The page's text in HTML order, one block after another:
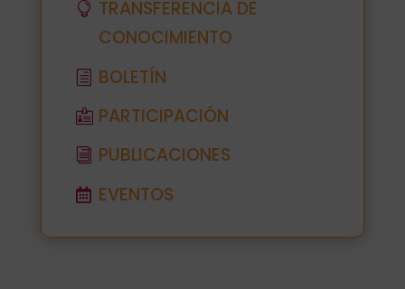
TRANSFERENCIA DE
CONOCIMIENTO
BOLETÍN
PARTICIPACIÓN
PUBLICACIONES
EVENTOS